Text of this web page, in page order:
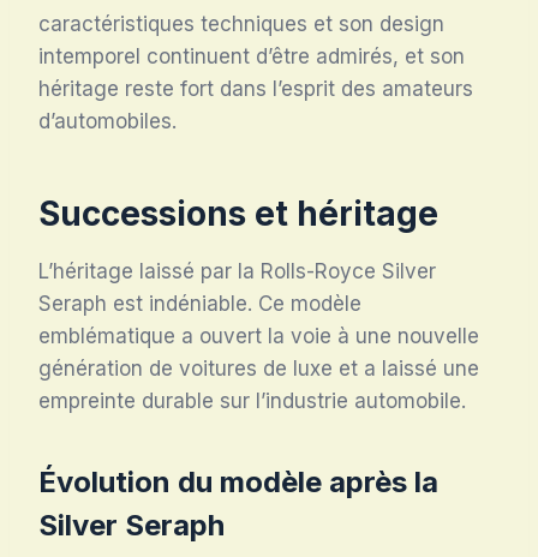
caractéristiques techniques et son design
intemporel continuent d’être admirés, et son
héritage reste fort dans l’esprit des amateurs
d’automobiles.
Successions et héritage
L’héritage laissé par la Rolls-Royce Silver
Seraph est indéniable. Ce modèle
emblématique a ouvert la voie à une nouvelle
génération de voitures de luxe et a laissé une
empreinte durable sur l’industrie automobile.
Évolution du modèle après la
Silver Seraph